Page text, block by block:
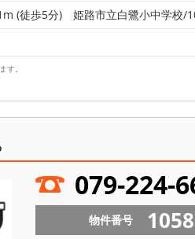
(徒歩5分) 姫路市立白鷺小中学校/
す。
079-224-
物件番号